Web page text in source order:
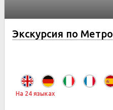
Экскурсия по Метро
На 24 языках